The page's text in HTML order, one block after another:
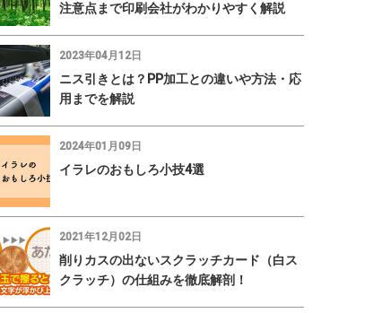
注意点まで印刷会社がわかりやすく解説
2023年04月12日
ニス引きとは？PP加工との違いや方法・応
用までを解説
2024年01月09日
イラレのおもしろ小技4選
2021年12月02日
削りカスの出ないスクラッチカード（白ス
クラッチ）の仕組みを徹底解剖！